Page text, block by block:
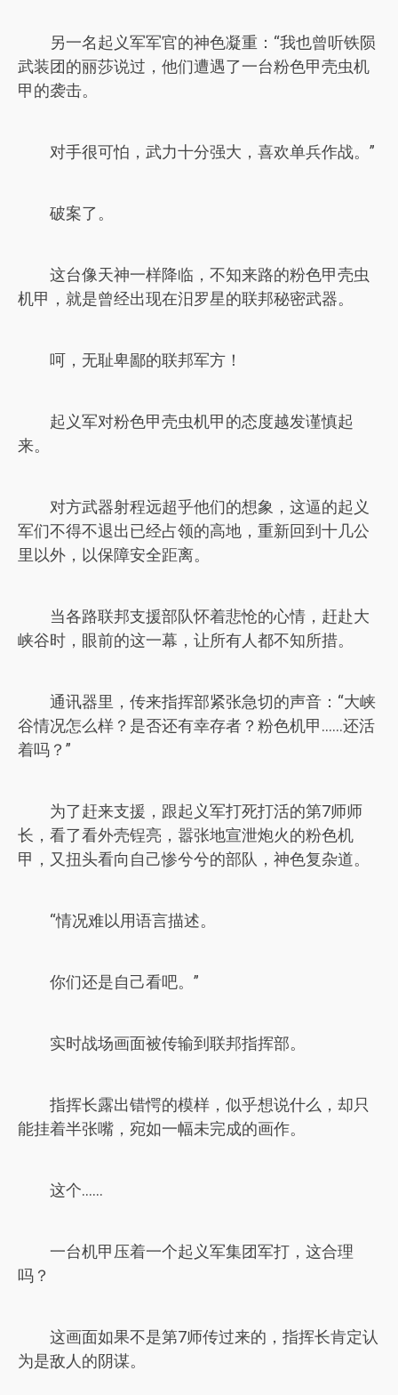
另一名起义军军官的神色凝重：“我也曾听铁陨
武装团的丽莎说过，他们遭遇了一台粉色甲壳虫机
甲的袭击。
对手很可怕，武力十分强大，喜欢单兵作战。”
破案了。
这台像天神一样降临，不知来路的粉色甲壳虫
机甲，就是曾经出现在汨罗星的联邦秘密武器。
呵，无耻卑鄙的联邦军方！
起义军对粉色甲壳虫机甲的态度越发谨慎起
来。
对方武器射程远超乎他们的想象，这逼的起义
军们不得不退出已经占领的高地，重新回到十几公
里以外，以保障安全距离。
当各路联邦支援部队怀着悲怆的心情，赶赴大
峡谷时，眼前的这一幕，让所有人都不知所措。
通讯器里，传来指挥部紧张急切的声音：“大峡
谷情况怎么样？是否还有幸存者？粉色机甲……还活
着吗？”
为了赶来支援，跟起义军打死打活的第7师师
长，看了看外壳锃亮，嚣张地宣泄炮火的粉色机
甲，又扭头看向自己惨兮兮的部队，神色复杂道。
“情况难以用语言描述。
你们还是自己看吧。”
实时战场画面被传输到联邦指挥部。
指挥长露出错愕的模样，似乎想说什么，却只
能挂着半张嘴，宛如一幅未完成的画作。
这个……
一台机甲压着一个起义军集团军打，这合理
吗？
这画面如果不是第7师传过来的，指挥长肯定认
为是敌人的阴谋。